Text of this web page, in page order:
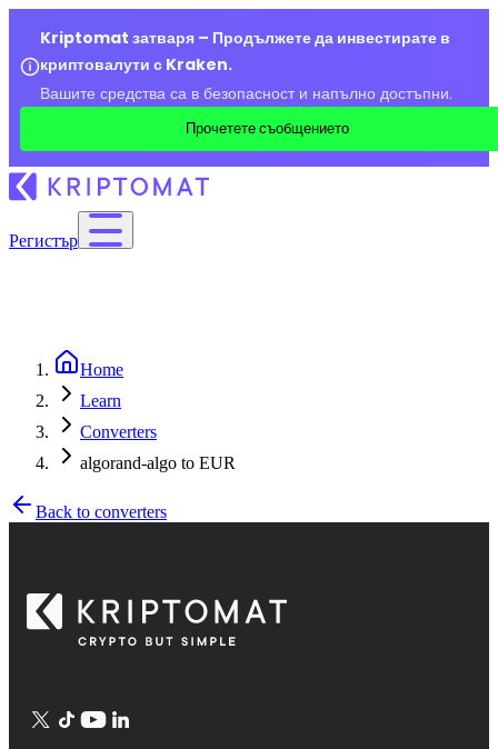
Kriptomat затваря – Продължете да инвестирате в
криптовалути с Kraken.
Вашите средства са в безопасност и напълно достъпни.
Прочетете съобщението
Регистър
Home
Learn
Converters
algorand-algo to EUR
Back to converters